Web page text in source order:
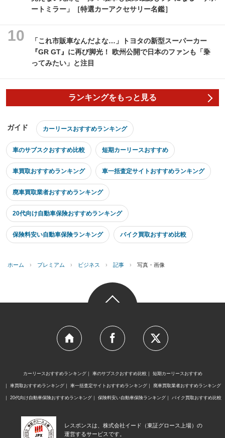
ートミラー」［特選カーアクセサリー名鑑］
「これ市販車なんだよな…」トヨタの新型スーパーカー
『GR GT』に再び脚光！ 欧州公開で日本のファンも「乗
ってみたい」と注目
ランキングをもっと見る
ガイド カーリースおすすめランキング
車のサブスクおすすめ比較 短期カーリースおすすめ
車買取おすすめランキング 車一括査定サイトおすすめランキング
廃車買取業者おすすめランキング
20代向け自動車保険おすすめランキング
保険料安い自動車保険ランキング バイク買取おすすめ比較
ホーム › プレミアム › ビジネス › 記事 › 写真・画像
カーリースおすすめランキング 車のサブスクおすすめ比較 短期カーリースおすすめ
車買取おすすめランキング 車一括査定サイトおすすめランキング 廃車買取業者おすすめランキング
20代向け自動車保険おすすめランキング 保険料安い自動車保険ランキング バイク買取おすすめ比較
レスポンスは、株式会社イード（東証グロース上場）の
運営するサービスです。